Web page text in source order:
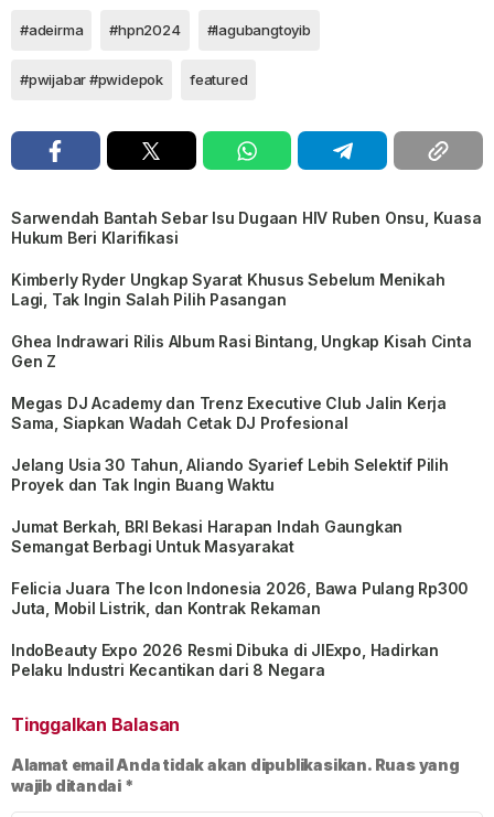
#adeirma #hpn2024 #lagubangtoyib
#pwijabar #pwidepok featured
Sarwendah Bantah Sebar Isu Dugaan HIV Ruben Onsu, Kuasa
Hukum Beri Klarifikasi
Kimberly Ryder Ungkap Syarat Khusus Sebelum Menikah
Lagi, Tak Ingin Salah Pilih Pasangan
Ghea Indrawari Rilis Album Rasi Bintang, Ungkap Kisah Cinta
Gen Z
Megas DJ Academy dan Trenz Executive Club Jalin Kerja
Sama, Siapkan Wadah Cetak DJ Profesional
Jelang Usia 30 Tahun, Aliando Syarief Lebih Selektif Pilih
Proyek dan Tak Ingin Buang Waktu
Jumat Berkah, BRI Bekasi Harapan Indah Gaungkan
Semangat Berbagi Untuk Masyarakat
Felicia Juara The Icon Indonesia 2026, Bawa Pulang Rp300
Juta, Mobil Listrik, dan Kontrak Rekaman
IndoBeauty Expo 2026 Resmi Dibuka di JIExpo, Hadirkan
Pelaku Industri Kecantikan dari 8 Negara
Tinggalkan Balasan
Alamat email Anda tidak akan dipublikasikan. Ruas yang
wajib ditandai *